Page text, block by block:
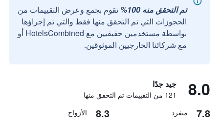
تم التحقق منه 100%
نقوم بجمع وعرض التقييمات من
الحجوزات التي تم التحقق منها فقط والتي تم إجراؤها
بواسطة مستخدمين حقيقيين مع HotelsCombined أو
مع شركائنا الخارجيين الموثوقين.
8.0 جيد جدًا
121 من التقييمات تم التحقق منها
7.8 منفرد 8.3 الأزواج